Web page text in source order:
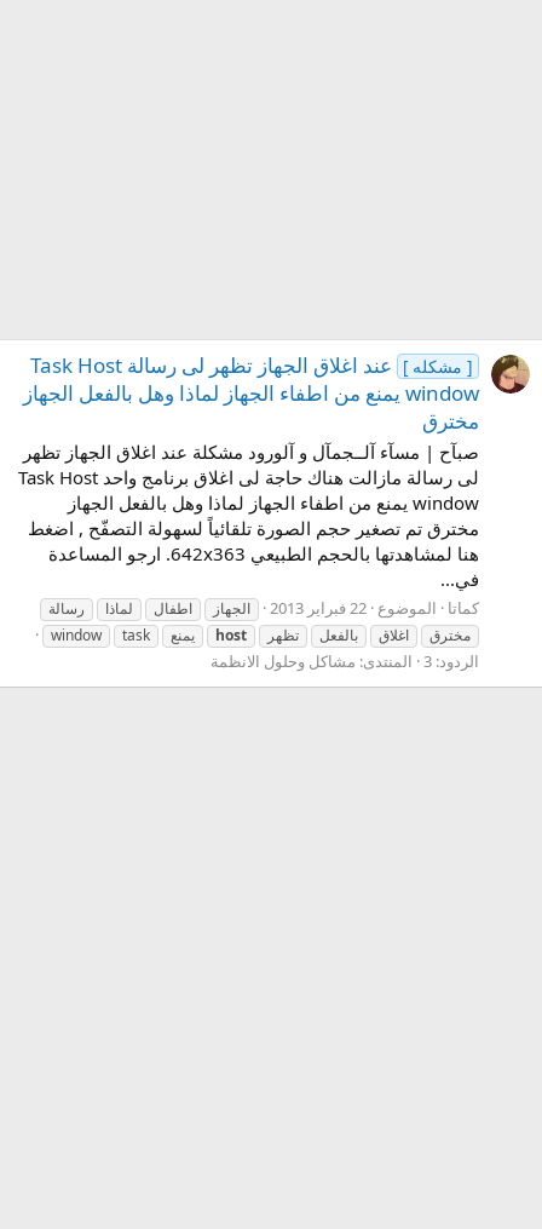
[ مشكله ]
عند اغلاق الجهاز تظهر لى رسالة Task Host
window يمنع من اطفاء الجهاز لماذا وهل بالفعل الجهاز
مخترق
صبآح | مسآء آلــجمآل و آلورود مشكلة عند اغلاق الجهاز تظهر
لى رسالة مازالت هناك حاجة لى اغلاق برنامج واحد Task Host
window يمنع من اطفاء الجهاز لماذا وهل بالفعل الجهاز
مخترق تم تصغير حجم الصورة تلقائياً لسهولة التصفّح , اضغط
هنا لمشاهدتها بالحجم الطبيعي 642x363. ارجو المساعدة
في...
كماتا الموضوع 22 فبراير 2013 الجهاز اطفال لماذا
رسالة
مخترق
اغلاق بالفعل تظهر host يمنع task
window
الردود: 3 المنتدى: مشاكل وحلول الانظمة